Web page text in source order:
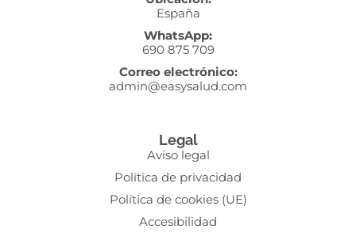
España
WhatsApp:
690 875 709
Correo electrónico:
admin@easysalud.com
Legal
Aviso legal
Política de privacidad
Política de cookies (UE)
Accesibilidad